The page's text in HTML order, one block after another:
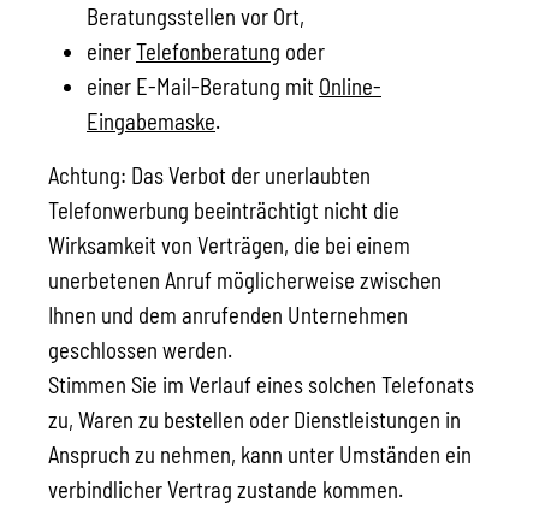
Beratungsstellen vor Ort,
einerTelefonberatung oder
einer E-Mail-Beratung mit Online-
Eingabemaske.
Achtung: Das Verbot der unerlaubten
Telefonwerbung beeinträchtigt nicht die
Wirksamkeit von Verträgen, die bei einem
unerbetenen Anruf möglicherweise zwischen
Ihnen und dem anrufenden Unternehmen
geschlossen werden.
Stimmen Sie im Verlauf eines solchen Telefonats
zu, Waren zu bestellen oder Dienstleistungen in
Anspruch zu nehmen, kann unter Umständen ein
verbindlicher Vertrag zustande kommen.